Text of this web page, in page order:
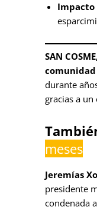
Impacto
SAN
comunidad
durante
gracias a
meses
Jeremías
presidente
condenada